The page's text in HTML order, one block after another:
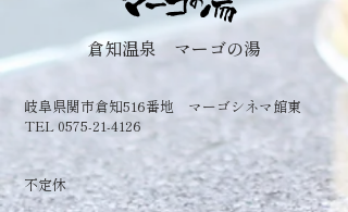
倉知温泉 マーゴの湯
岐阜県関市倉知516番地 マーゴシネマ館東
TEL 0575-21-4126
​不定休